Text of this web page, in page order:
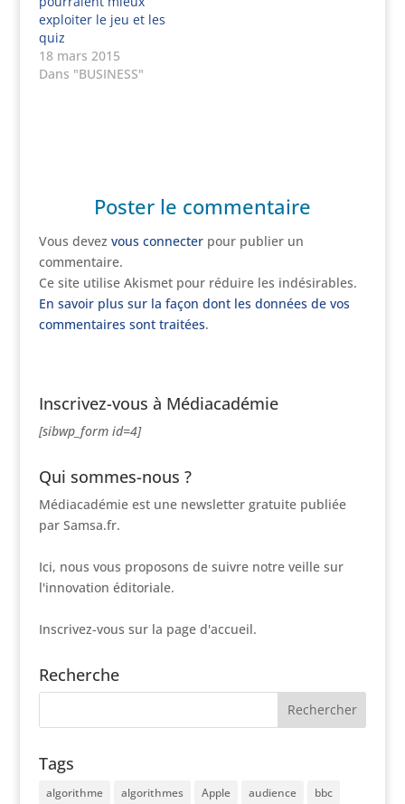
exploiter le jeu et les
quiz
18 mars 2015
Dans "BUSINESS"
Poster le commentaire
Vous devez vous connecterpour publier un
commentaire.
Ce site utilise Akismet pour réduire les indésirables.
En savoir plus sur la façon dont les données de vos
commentaires sont traitées.
Inscrivez-vous à Médiacadémie
[sibwp_form id=4]
Qui sommes-nous ?
Médiacadémie est une newsletter gratuite publiée
par Samsa.fr.
Ici, nous vous proposons de suivre notre veille sur
l'innovation éditoriale.
Inscrivez-vous sur la page d'accueil.
Recherche
Tags
algorithme algorithmes Apple audience
bbc